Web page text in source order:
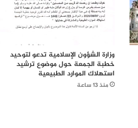
وزارة الشؤون الإسلامية تدعو لتوحيد
خطبة الجمعة حول موضوع ترشيد
استهلاك الموارد الطبيعية
منذ 13 ساعة